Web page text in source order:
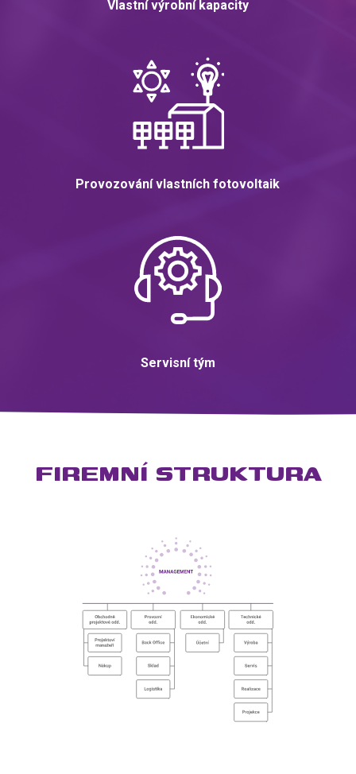
Vlastní výrobní kapacity
Provozování vlastních fotovoltaik
Servisní tým
FIREMNÍ STRUKTURA